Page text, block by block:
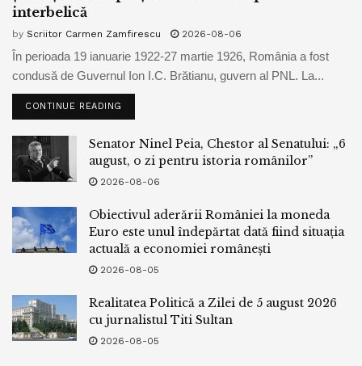
interbelică
by Scriitor Carmen Zamfirescu 2026-08-06
În perioada 19 ianuarie 1922-27 martie 1926, România a fost
condusă de Guvernul Ion I.C. Brătianu, guvern al PNL. La...
CONTINUE READING
Senator Ninel Peia, Chestor al Senatului: „6
august, o zi pentru istoria românilor”
2026-08-06
Obiectivul aderării României la moneda
Euro este unul îndepărtat dată fiind situația
actuală a economiei românești
2026-08-05
Realitatea Politică a Zilei de 5 august 2026
cu jurnalistul Titi Sultan
2026-08-05